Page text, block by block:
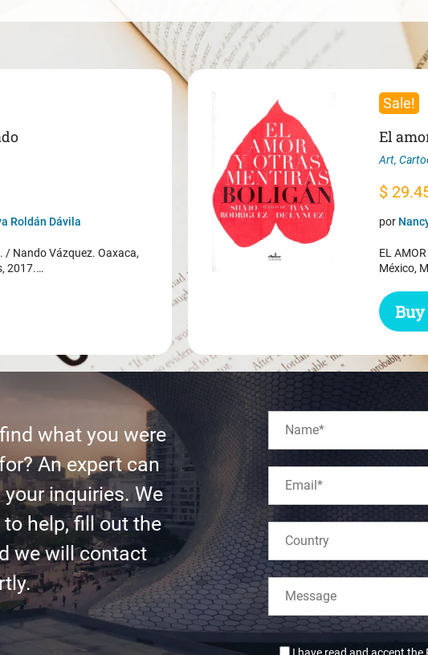
Roldán Dávila
/ Nando Vázquez. Oaxaca,
2017.…
Sale!
El
Art,
price
$
$
price
$
por
EL
México,
what you were
An expert can
inquiries. We
to help, fill out the
we will contact